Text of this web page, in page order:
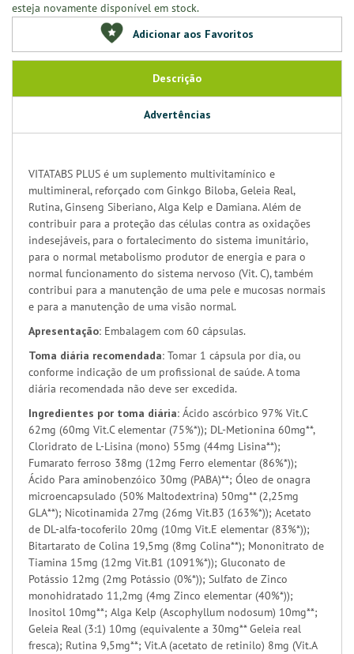
esteja novamente disponível em stock.
Adicionar aos Favoritos
Descrição
Advertências
VITATABS PLUS é um suplemento multivitamínico e
multimineral, reforçado com Ginkgo Biloba, Geleia Real,
Rutina, Ginseng Siberiano, Alga Kelp e Damiana. Além de
contribuir para a proteção das células contra as oxidações
indesejáveis, para o fortalecimento do sistema imunitário,
para o normal metabolismo produtor de energia e para o
normal funcionamento do sistema nervoso (Vit. C), também
contribui para a manutenção de uma pele e mucosas normais
e para a manutenção de uma visão normal.
Apresentação: Embalagem com 60 cápsulas.
Toma diária recomendada: Tomar 1 cápsula por dia, ou
conforme indicação de um profissional de saúde. A toma
diária recomendada não deve ser excedida.
Ingredientes por toma diária: Ácido ascórbico 97% Vit.C
62mg (60mg Vit.C elementar (75%*)); DL-Metionina 60mg**,
Cloridrato de L-Lisina (mono) 55mg (44mg Lisina**);
Fumarato ferroso 38mg (12mg Ferro elementar (86%*));
Ácido Para aminobenzóico 30mg (PABA)**; Óleo de onagra
microencapsulado (50% Maltodextrina) 50mg** (2,25mg
GLA**); Nicotinamida 27mg (26mg Vit.B3 (163%*)); Acetato
de DL-alfa-tocoferilo 20mg (10mg Vit.E elementar (83%*));
Bitartarato de Colina 19,5mg (8mg Colina**); Mononitrato de
Tiamina 15mg (12mg Vit.B1 (1091%*)); Gluconato de
Potássio 12mg (2mg Potássio (0%*)); Sulfato de Zinco
monohidratado 11,2mg (4mg Zinco elementar (40%*));
Inositol 10mg**; Alga Kelp (Ascophyllum nodosum) 10mg**;
Geleia Real (3:1) 10mg (equivalente a 30mg** Geleia real
fresca); Rutina 9,5mg**; Vit.A (acetato de retinilo) 8mg (Vit.A